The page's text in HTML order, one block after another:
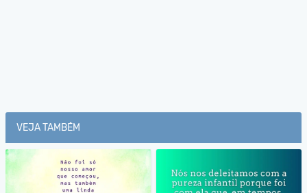
VEJA TAMBÉM